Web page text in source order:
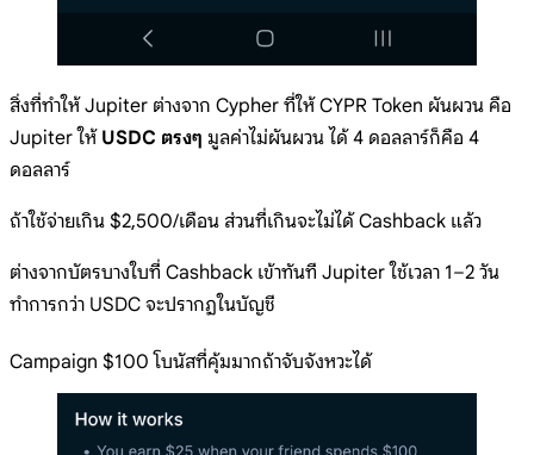
สิ่งที่ทำให้ Jupiter ต่างจาก Cypher ที่ให้ CYPR Token ผันผวน คือ
Jupiter ให้ USDC ตรงๆ มูลค่าไม่ผันผวน ได้ 4 ดอลลาร์ก็คือ 4
ดอลลาร์
ถ้าใช้จ่ายเกิน $2,500/เดือน ส่วนที่เกินจะไม่ได้ Cashback แล้ว
ต่างจากบัตรบางใบที่ Cashback เข้าทันที Jupiter ใช้เวลา 1–2 วัน
ทำการกว่า USDC จะปรากฏในบัญชี
Campaign $100 โบนัสที่คุ้มมากถ้าจับจังหวะได้